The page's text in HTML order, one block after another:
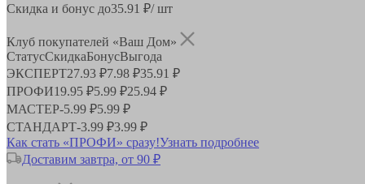
Скидка и бонус до35.91 ₽/ шт
Клуб покупателей «Ваш Дом»
СтатусСкидкаБонусВыгода
ЭКСПЕРТ27.93 ₽7.98 ₽35.91 ₽
ПРОФИ19.95 ₽5.99 ₽25.94 ₽
МАСТЕР-5.99 ₽5.99 ₽
СТАНДАРТ-3.99 ₽3.99 ₽
Как стать «ПРОФИ» сразу!Узнать подробнее
Доставим завтра, от 90 ₽